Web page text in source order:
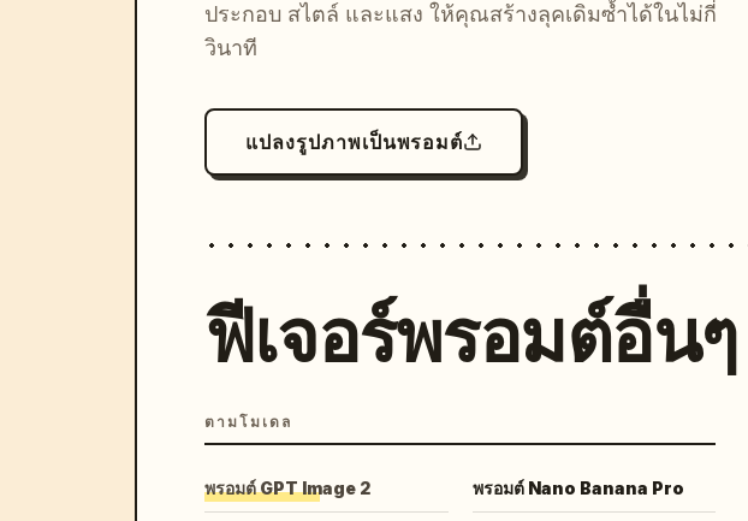
ประกอบ สไตล์ และแสง ให้คุณสร้างลุคเดิมซ้ำได้ในไม่กี่
วินาที
แปลงรูปภาพเป็นพรอมต์
ฟีเจอร์พรอมต์อื่นๆ
ตามโมเดล
พรอมต์ GPT Image 2 พรอมต์ Nano Banana Pro